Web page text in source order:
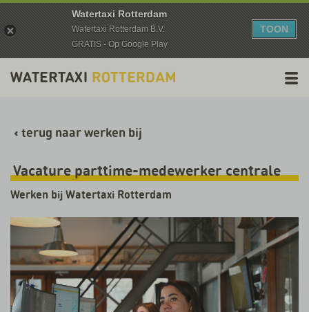
‹ terug naar werken bij
Vacature parttime-medewerker centrale
Werken bij Watertaxi Rotterdam
Watertaxi Rotterdam
Watertaxi Rotterdam B.V.
GRATIS - Op Google Play
TOON